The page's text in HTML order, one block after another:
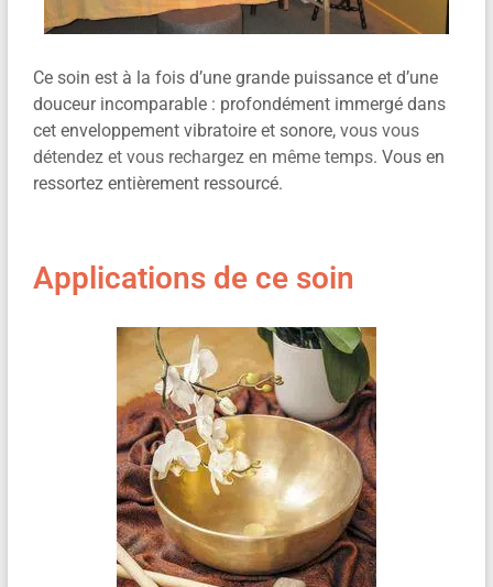
Ce soin est à la fois d’une grande puissance et d’une
douceur incomparable : profondément immergé dans
cet enveloppement vibratoire et sonore, vous vous
détendez et vous rechargez en même temps. Vous en
ressortez entièrement ressourcé.
Applications de ce soin